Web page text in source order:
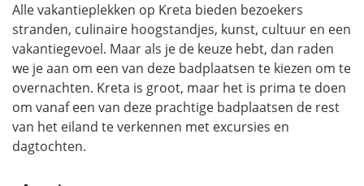
Alle vakantieplekken op Kreta bieden bezoekers
stranden, culinaire hoogstandjes, kunst, cultuur en een
vakantiegevoel. Maar als je de keuze hebt, dan raden
we je aan om een van deze badplaatsen te kiezen om te
overnachten. Kreta is groot, maar het is prima te doen
om vanaf een van deze prachtige badplaatsen de rest
van het eiland te verkennen met excursies en
dagtochten.